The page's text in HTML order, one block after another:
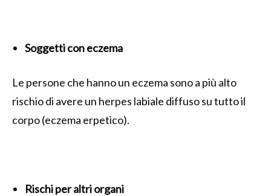
Soggetti con eczema
Le persone che hanno un eczema sono a più alto
rischio di avere un herpes labiale diffuso su tutto il
corpo (eczema erpetico).
Rischi per altri organi